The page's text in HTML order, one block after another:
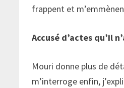
frappent et
Accusé d’actes qu’il
Mouri donne plus de
m’interroge enfin,